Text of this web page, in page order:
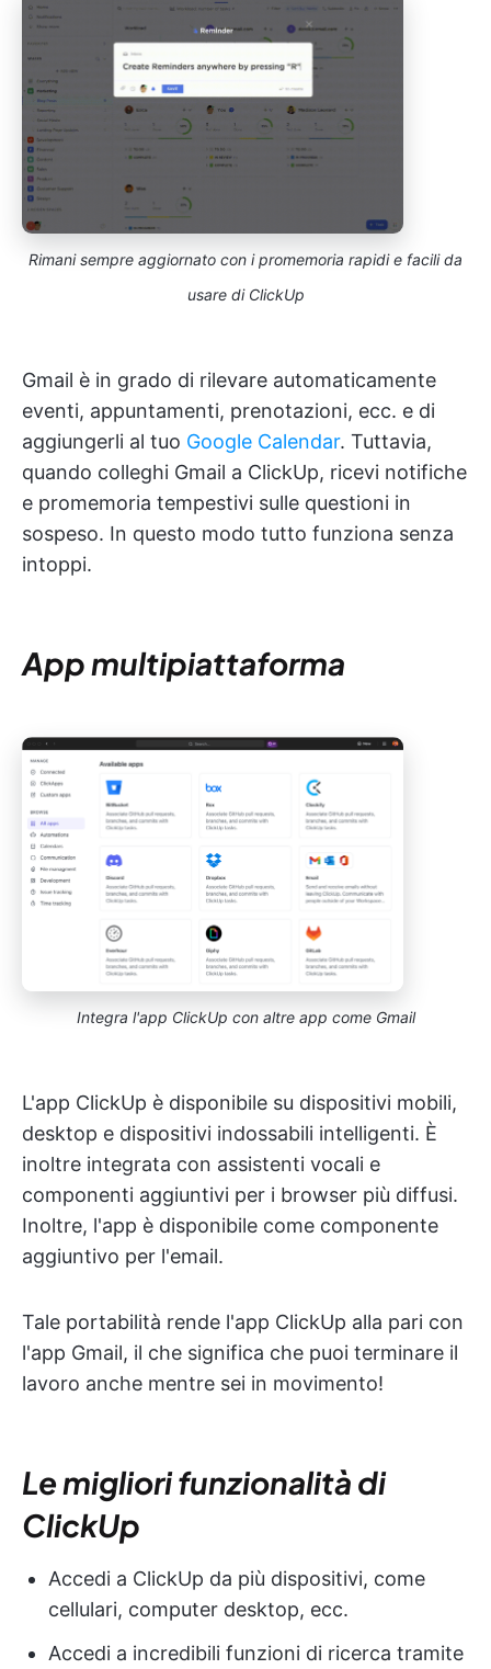
Rimani sempre aggiornato con i promemoria rapidi e facili da
usare di ClickUp
Gmail è in grado di rilevare automaticamente
eventi, appuntamenti, prenotazioni, ecc. e di
aggiungerli al tuo Google Calendar. Tuttavia,
quando colleghi Gmail a ClickUp, ricevi notifiche
e promemoria tempestivi sulle questioni in
sospeso. In questo modo tutto funziona senza
intoppi.
App multipiattaforma
Integra l'app ClickUp con altre app come Gmail
L'app ClickUp è disponibile su dispositivi mobili,
desktop e dispositivi indossabili intelligenti. È
inoltre integrata con assistenti vocali e
componenti aggiuntivi per i browser più diffusi.
Inoltre, l'app è disponibile come componente
aggiuntivo per l'email.
Tale portabilità rende l'app ClickUp alla pari con
l'app Gmail, il che significa che puoi terminare il
lavoro anche mentre sei in movimento!
Le migliori funzionalità di
ClickUp
Accedi a ClickUp da più dispositivi, come
cellulari, computer desktop, ecc.
Accedi a incredibili funzioni di ricerca tramite